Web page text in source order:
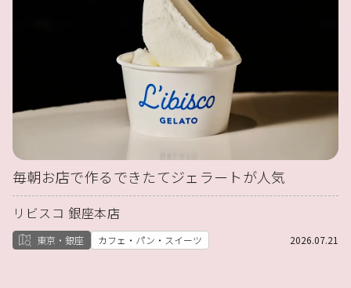
毎朝お店で作るできたてジェラートが人気
リビスコ 銀座本店
東京・銀座 カフェ・パン・スイーツ 2026.07.21